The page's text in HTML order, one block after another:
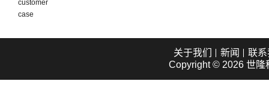
customer
case
关于我们 新闻
联
Copyright © 2026 世隆